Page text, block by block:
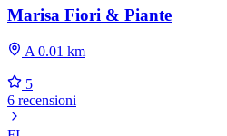
Marisa Fiori & Piante
A 0.01 km
5
6 recensioni